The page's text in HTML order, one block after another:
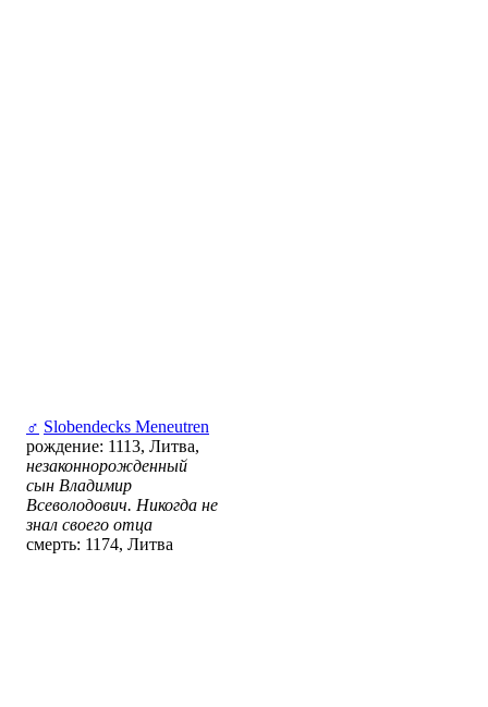
♂ Slobendecks Meneutren
рождение: 1113, Литва,
незаконнорожденный
сын Владимир
Всеволодович. Никогда не
знал своего отца
смерть: 1174, Литва